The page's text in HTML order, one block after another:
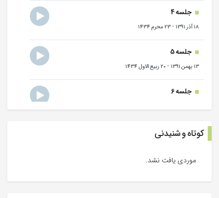
جلسه 4
18 آذر 1391 -23 محرم 1434
جلسه 5
13 بهمن 1391 -20 ربیع الاول 1434
جلسه 6
جلسه 7
-
کوتاه و شنیدنی
موردی یافت نشد.